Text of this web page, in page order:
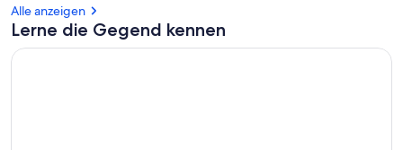
Alle anzeigen
Lerne die Gegend kennen